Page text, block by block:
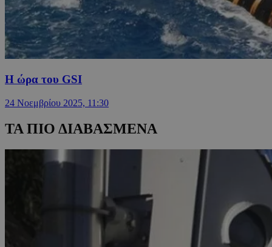
Η ώρα του GSI
24 Νοεμβρίου 2025, 11:30
ΤΑ ΠΙΟ ΔΙΑΒΑΣΜΕΝΑ